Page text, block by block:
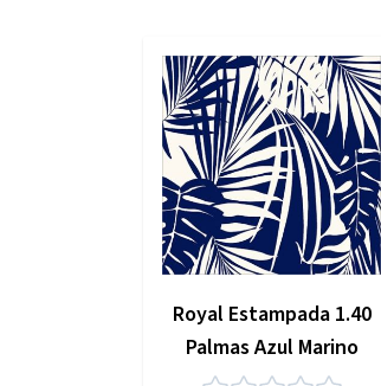
Royal Estampada 1.40
Palmas Azul Marino